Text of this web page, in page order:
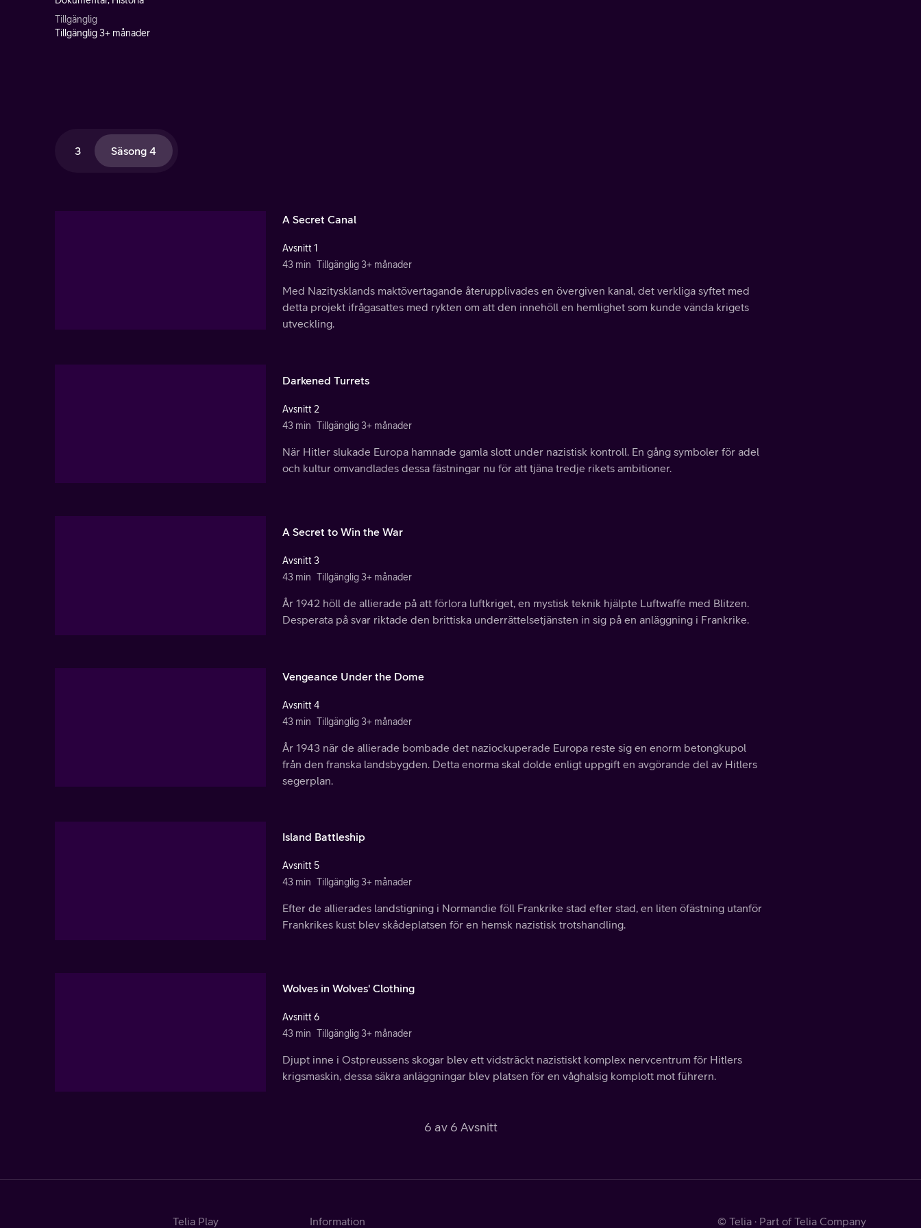
Tillgänglig
Tillgänglig 3+ månader
3 Säsong 4
A Secret Canal
Avsnitt 1
43 min Tillgänglig 3+ månader
Med Nazitysklands maktövertagande återupplivades en övergiven kanal, det verkliga syftet med
detta projekt ifrågasattes med rykten om att den innehöll en hemlighet som kunde vända krigets
utveckling.
Darkened Turrets
Avsnitt 2
43 min Tillgänglig 3+ månader
När Hitler slukade Europa hamnade gamla slott under nazistisk kontroll. En gång symboler för adel
och kultur omvandlades dessa fästningar nu för att tjäna tredje rikets ambitioner.
A Secret to Win the War
Avsnitt 3
43 min Tillgänglig 3+ månader
År 1942 höll de allierade på att förlora luftkriget, en mystisk teknik hjälpte Luftwaffe med Blitzen.
Desperata på svar riktade den brittiska underrättelsetjänsten in sig på en anläggning i Frankrike.
Vengeance Under the Dome
Avsnitt 4
43 min Tillgänglig 3+ månader
År 1943 när de allierade bombade det naziockuperade Europa reste sig en enorm betongkupol
från den franska landsbygden. Detta enorma skal dolde enligt uppgift en avgörande del av Hitlers
segerplan.
Island Battleship
Avsnitt 5
43 min Tillgänglig 3+ månader
Efter de allierades landstigning i Normandie föll Frankrike stad efter stad, en liten öfästning utanför
Frankrikes kust blev skådeplatsen för en hemsk nazistisk trotshandling.
Wolves in Wolves' Clothing
Avsnitt 6
43 min Tillgänglig 3+ månader
Djupt inne i Ostpreussens skogar blev ett vidsträckt nazistiskt komplex nervcentrum för Hitlers
krigsmaskin, dessa säkra anläggningar blev platsen för en våghalsig komplott mot führern.
6 av 6 Avsnitt
Telia Play Information © Telia · Part of Telia Company